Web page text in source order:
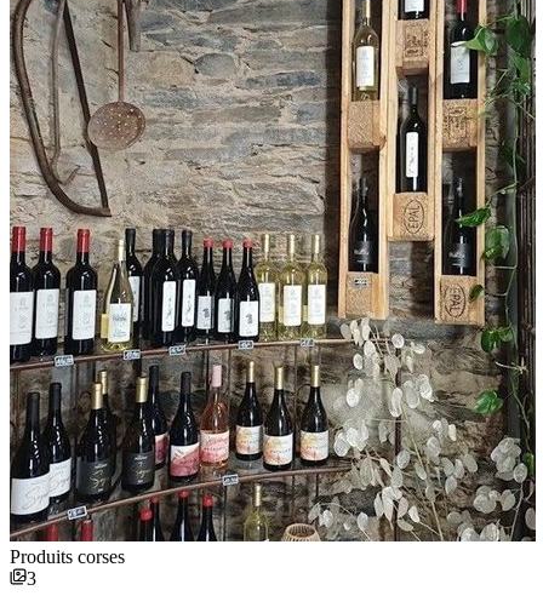
Produits corses
3